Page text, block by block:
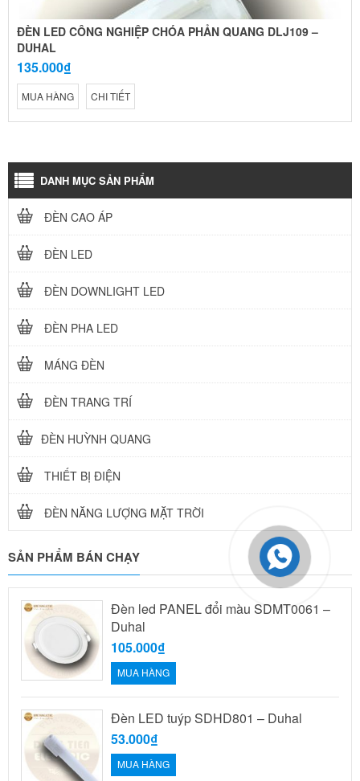
ĐÈN LED CÔNG NGHIỆP CHÓA PHẢN QUANG DLJ109 –
DUHAL
135.000₫
MUA HÀNG CHI TIẾT
DANH MỤC SẢN PHẨM
ĐÈN CAO ÁP
ĐÈN LED
ĐÈN DOWNLIGHT LED
ĐÈN PHA LED
MÁNG ĐÈN
ĐÈN TRANG TRÍ
ĐÈN HUỲNH QUANG
THIẾT BỊ ĐIỆN
ĐÈN NĂNG LƯỢNG MẶT TRỜI
SẢN PHẨM BÁN CHẠY
Đèn led PANEL đổi màu SDMT0061 –
Duhal
105.000₫
MUA HÀNG
Đèn LED tuýp SDHD801 – Duhal
53.000₫
MUA HÀNG